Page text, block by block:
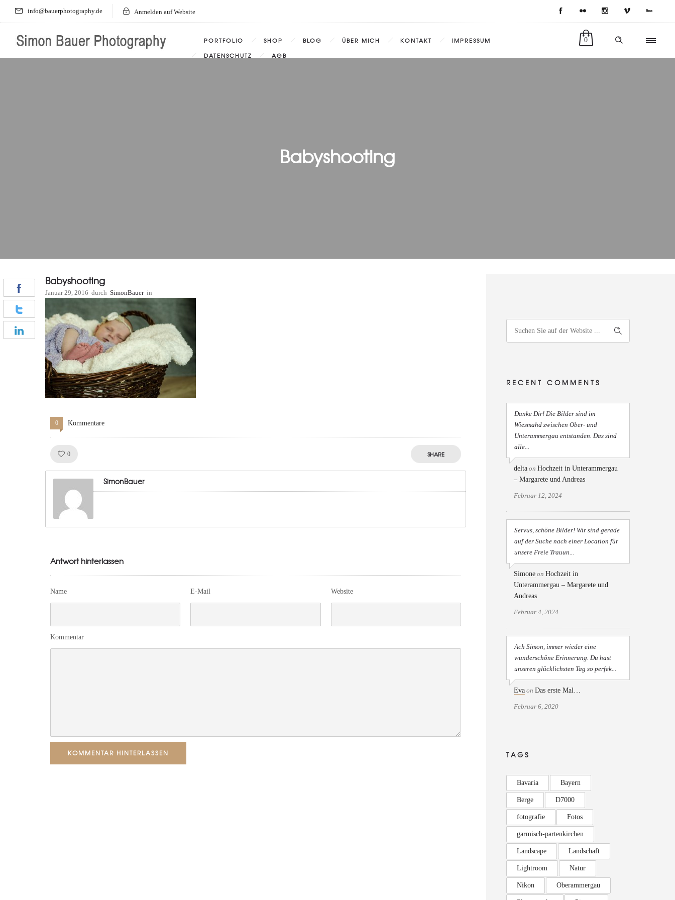
info@bauerphotography.de Anmelden auf Website
0
PORTFOLIO SHOP BLOG ÜBER MICH KONTAKT
IMPRESSUM
DATENSCHUTZ
AGB
Babyshooting
Babyshooting
Januar 29, 2016 durch SimonBauer in
0 Kommentare
0 SHARE
SimonBauer
Antwort hinterlassen
Name E-Mail Website
Kommentar
KOMMENTAR HINTERLASSEN
RECENT COMMENTS
Danke Dir! Die Bilder sind im
Wiesmahd zwischen Ober- und
Unterammergau entstanden. Das sind
alle...
delta on Hochzeit in Unterammergau
– Margarete und Andreas
Februar 12, 2024
Servus, schöne Bilder! Wir sind gerade
auf der Suche nach einer Location für
unsere Freie Trauun...
Simone on Hochzeit in
Unterammergau – Margarete und
Andreas
Februar 4, 2024
Ach Simon, immer wieder eine
wunderschöne Erinnerung. Du hast
unseren glücklichsten Tag so perfek...
Eva on Das erste Mal…
Februar 6, 2020
TAGS
Bavaria Bayern
Berge D7000
fotografie Fotos
garmisch-partenkirchen
Landscape Landschaft
Lightroom Natur
Nikon Oberammergau